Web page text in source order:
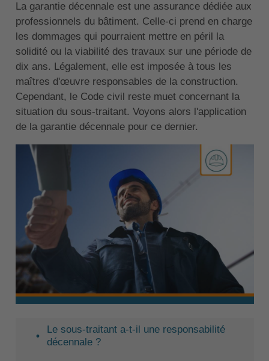
La garantie décennale est une assurance dédiée aux
professionnels du bâtiment. Celle-ci prend en charge
les dommages qui pourraient mettre en péril la
solidité ou la viabilité des travaux sur une période de
dix ans. Légalement, elle est imposée à tous les
maîtres d'œuvre responsables de la construction.
Cependant, le Code civil reste muet concernant la
situation du sous-traitant. Voyons alors l'application
de la garantie décennale pour ce dernier.
Le sous-traitant a-t-il une responsabilité
décennale ?